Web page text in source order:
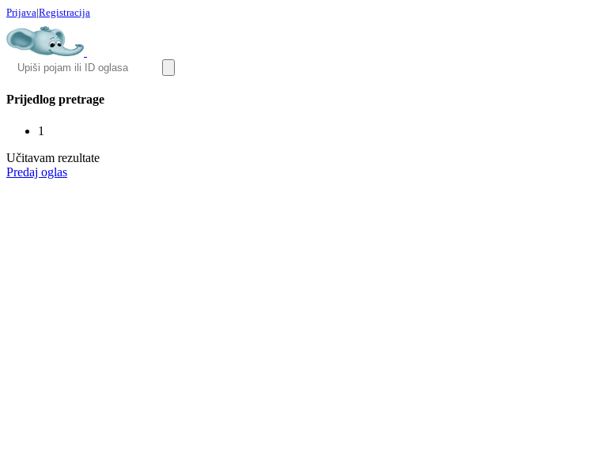
Prijava|Registracija
Prijedlog pretrage
1
Učitavam rezultate
Predaj oglas